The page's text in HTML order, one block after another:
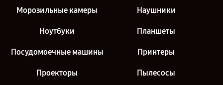
Морозильные камеры Наушники
Ноутбуки Планшеты
Посудомоечные машины Принтеры
Проекторы Пылесосы